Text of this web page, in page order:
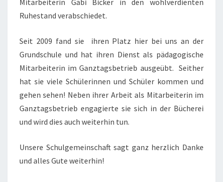
Ruhestand verabschiedet.
Seit 2009 fand sie ihren Platz hier bei uns an der
Grundschule und hat ihren Dienst als pädagogische
Mitarbeiterin im Ganztagsbetrieb ausgeübt. Seither
hat sie viele Schülerinnen und Schüler kommen und
gehen sehen! Neben ihrer Arbeit als Mitarbeiterin im
Ganztagsbetrieb engagierte sie sich in der Bücherei
und wird dies auch weiterhin tun.
Unsere Schulgemeinschaft sagt ganz herzlich Danke
und alles Gute weiterhin!